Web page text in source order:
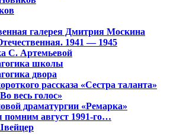
галерея Дмитрия Москина
1941 — 1945
С. Артемьевой
школы
двора
рассказа «Сестра таланта»
весь голос»
драматургии «Ремарка»
август 1991-го…